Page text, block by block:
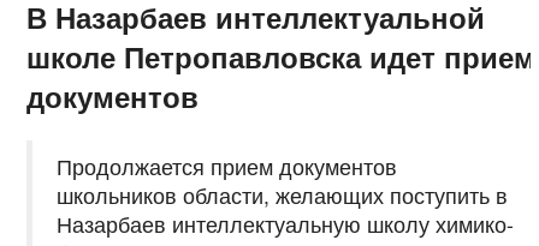
В Назарбаев интеллектуальной
школе Петропавловска идет прием
документов
Продолжается прием документов
школьников области, желающих поступить в
Назарбаев интеллектуальную школу химико-